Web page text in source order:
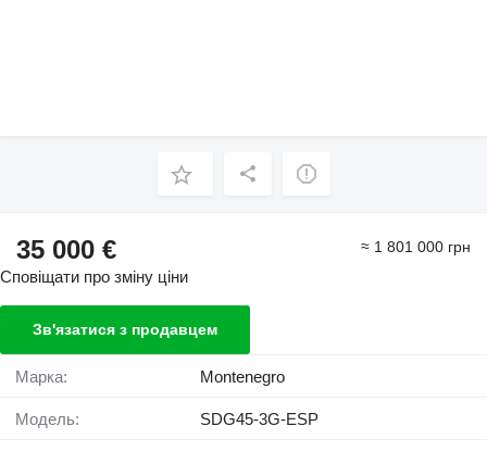
35 000 € ≈ 1 801 000 грн
Сповіщати про зміну ціни
Зв'язатися з продавцем
Марка: Montenegro
Модель: SDG45-3G-ESP